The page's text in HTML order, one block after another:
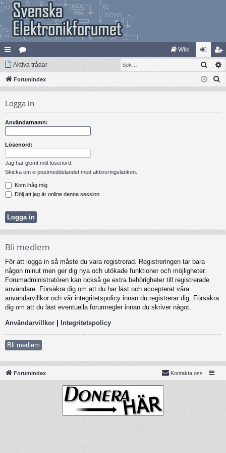
na
bb
ar
at
eg
er
Wiki
og
ga
li
m
Aktiva trådar Sök
Forumindex
Logga in
Användarnamn:
Lösenord:
Jag har glömt mitt lösenord.
Skicka om e-postmeddelandet med aktiveringslänken.
Kom ihåg mig
Dölj att jag är online denna session.
Bli medlem
För att logga in så måste du vara registrerad. Registreringen tar bara
någon minut men ger dig nya och utökade funktioner och möjligheter.
Forumadministratören kan också ge extra behörigheter till registrerade
användare. Försäkra dig om att du har läst och accepterat våra
användarvillkor och vår integritetspolicy innan du registrerar dig. Försäkra
dig om att du läst eventuella forumregler innan du skriver något.
Användarvillkor | Integritetspolicy
Bli medlem
Forumindex Kontakta oss